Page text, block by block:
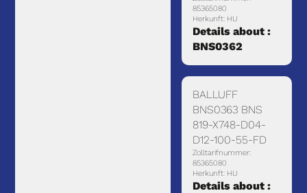
85365080
Herkunft: HU
Details about :
BNS0362
BALLUFF
BNS0363 BNS
819-X748-D04-
D12-100-55-FD
Zolltarifnummer:
85365080
Herkunft: HU
Details about :